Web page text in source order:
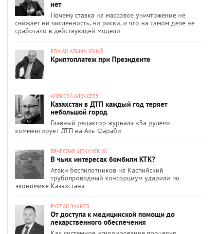
нет
Почему ставка на массовое уничтожение не
снижает ни численность, ни риски, и что на самом деле не
сработало в действующей модели
РОМАН АЛЬМАНСКИЙ
Криптоплатеж при Президенте
АЛЕКСЕЙ АЛЕКСЕЕВ
Казахстан в ДТП каждый год теряет
небольшой город
Главный редактор журнала «За рулём»
комментирует ДТП на Аль-Фараби
ВЯЧЕСЛАВ ЩЕКУНСКИХ
В чьих интересах бомбили КТК?
Атаки беспилотников на Каспийский
трубопроводный консорциум ударили по
экономике Казахстана
РУСЛАН ЗАКИЕВ
От доступа к медицинской помощи до
лекарственного обеспечения